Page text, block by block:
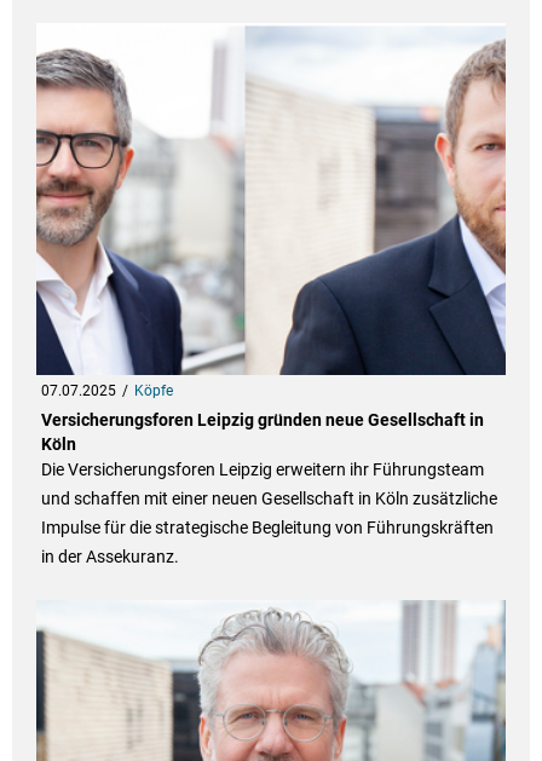
07.07.2025 Köpfe
Versicherungsforen Leipzig gründen neue Gesellschaft in
Köln
Die Versicherungsforen Leipzig erweitern ihr Führungsteam
und schaffen mit einer neuen Gesellschaft in Köln zusätzliche
Impulse für die strategische Begleitung von Führungskräften
in der Assekuranz.